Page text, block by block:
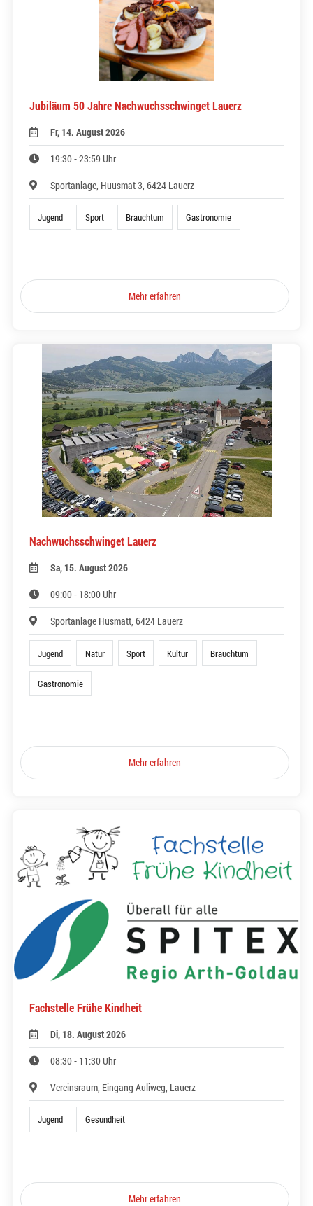
Jubiläum 50 Jahre Nachwuchsschwinget Lauerz
Fr, 14. August 2026
19:30 - 23:59 Uhr
Sportanlage, Huusmat 3, 6424 Lauerz
Jugend Sport Brauchtum Gastronomie
Mehr erfahren
Nachwuchsschwinget Lauerz
Sa, 15. August 2026
09:00 - 18:00 Uhr
Sportanlage Husmatt, 6424 Lauerz
Jugend Natur Sport Kultur Brauchtum
Gastronomie
Mehr erfahren
Fachstelle Frühe Kindheit
Di, 18. August 2026
08:30 - 11:30 Uhr
Vereinsraum, Eingang Auliweg, Lauerz
Jugend Gesundheit
Mehr erfahren